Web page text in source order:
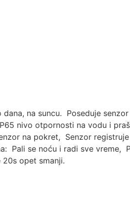
na suncu. Poseduje
nivo otpornosti na vodu i
na pokret, Senzor
Pali se noću i radi sve
opet smanji.